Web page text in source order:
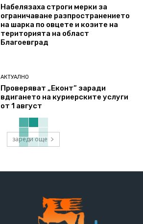
Набелязаха строги мерки за
ограничаване разпространението
на шарка по овцете и козите на
територията на област
Благоевград
АКТУАЛНО
Проверяват „Еконт“ заради
вдигането на куриерските услуги
от 1 август
зареди още